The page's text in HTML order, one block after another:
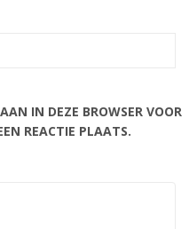
IN DEZE BROWSER VOOR
REACTIE PLAATS.